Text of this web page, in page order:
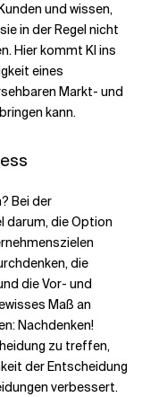
und wissen,
in der Regel nicht
Hier kommt KI ins
eines
Markt- und
kann.
Bei der
darum, die Option
die
die Vor- und
Maß an
Nachdenken!
zu treffen,
der Entscheidung
verbessert.